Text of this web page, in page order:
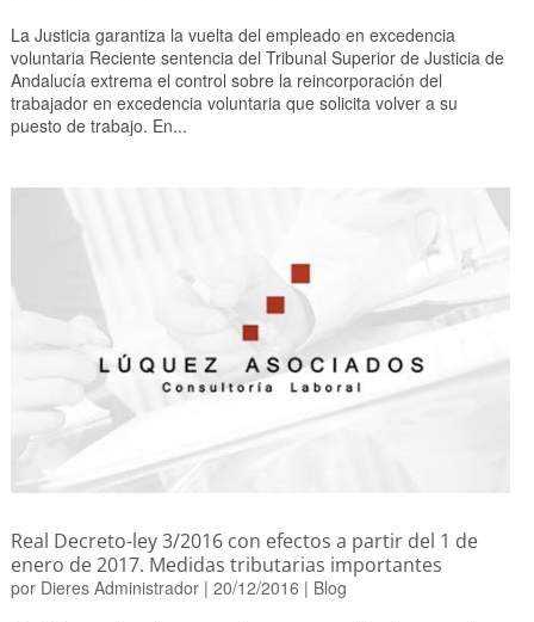
La Justicia garantiza la vuelta del empleado en excedencia
voluntaria Reciente sentencia del Tribunal Superior de Justicia de
Andalucía extrema el control sobre la reincorporación del
trabajador en excedencia voluntaria que solicita volver a su
puesto de trabajo. En...
Real Decreto-ley 3/2016 con efectos a partir del 1 de
enero de 2017. Medidas tributarias importantes
por Dieres Administrador| 20/12/2016 | Blog